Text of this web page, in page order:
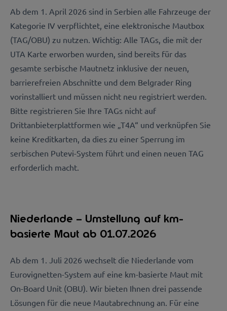
Ab dem 1. April 2026 sind in Serbien alle Fahrzeuge der
Kategorie IV verpflichtet, eine elektronische Mautbox
(TAG/OBU) zu nutzen. Wichtig: Alle TAGs, die mit der
UTA Karte erworben wurden, sind bereits für das
gesamte serbische Mautnetz inklusive der neuen,
barrierefreien Abschnitte und dem Belgrader Ring
vorinstalliert und müssen nicht neu registriert werden.
Bitte registrieren Sie Ihre TAGs nicht auf
Drittanbieterplattformen wie „T4A“ und verknüpfen Sie
keine Kreditkarten, da dies zu einer Sperrung im
serbischen Putevi-System führt und einen neuen TAG
erforderlich macht.
Niederlande – Umstellung auf km-
basierte Maut ab 01.07.2026
Ab dem 1. Juli 2026 wechselt die Niederlande vom
Eurovignetten-System auf eine km-basierte Maut mit
On-Board Unit (OBU). Wir bieten Ihnen drei passende
Lösungen für die neue Mautabrechnung an. Für eine